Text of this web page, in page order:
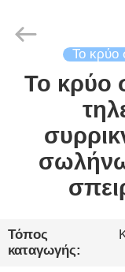
ΣΠΊΤΙ
ΠΡΟΪΌΝΤΑ
ΒΊΝΤΕΟ
ΓΙΑ
ΕΜΆΣ
INDUSTRIAL
CO.,
Reserved.
Το κρύο
Το κρύο
Τόπος
καταγωγής: